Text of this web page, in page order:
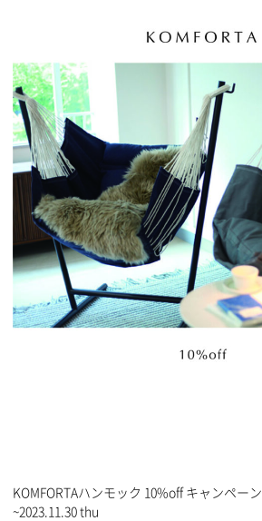
KOMFORTAハンモック 10%off キャンペーン
~2023.11.30 thu